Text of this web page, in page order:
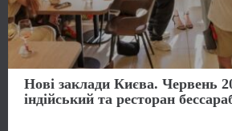
Нові заклади Києва. Червень
індійський та ресторан